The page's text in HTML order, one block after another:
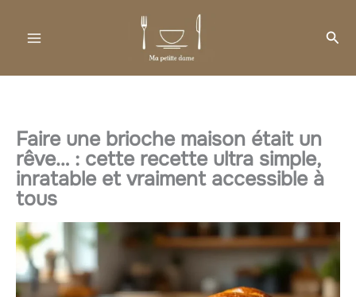
Faire une brioche maison était un
rêve… : cette recette ultra simple,
inratable et vraiment accessible à
tous